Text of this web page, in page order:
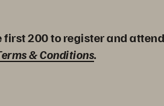
first 200 to register and
& Conditions.